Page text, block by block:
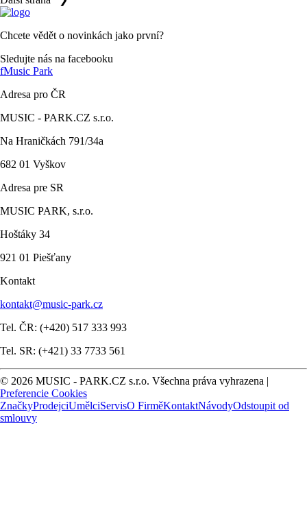
Chcete vědět o novinkách jako první?
Sledujte nás na facebooku
fMusic Park
Adresa pro ČR
MUSIC - PARK.CZ s.r.o.
Na Hraničkách 791/34a
682 01 Vyškov
Adresa pre SR
MUSIC PARK, s.r.o.
Hoštáky 34
921 01 Piešťany
Kontakt
kontakt@music-park.cz
Tel. ČR: (+420) 517 333 993
Tel. SR: (+421) 33 7733 561
© 2026 MUSIC - PARK.CZ s.r.o. Všechna práva vyhrazena |
Preferencie Cookies
ZnačkyProdejciUmělciServisO FirměKontaktNávodyOdstoupit od
smlouvy